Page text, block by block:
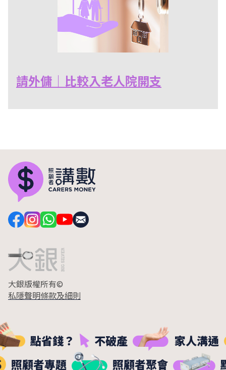
請外傭｜比較入老人院開支
大銀版權所有©
私隱聲明條款及細則
點省錢？ 不破產
家人溝通
照顧者專題
照顧者聚會